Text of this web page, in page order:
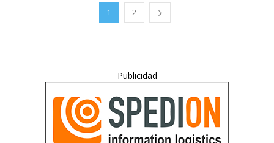
1 2
Publicidad